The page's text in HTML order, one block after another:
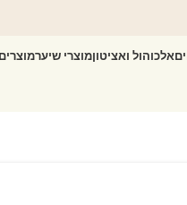
אלכוהול ואציטוןמוצרי שיער